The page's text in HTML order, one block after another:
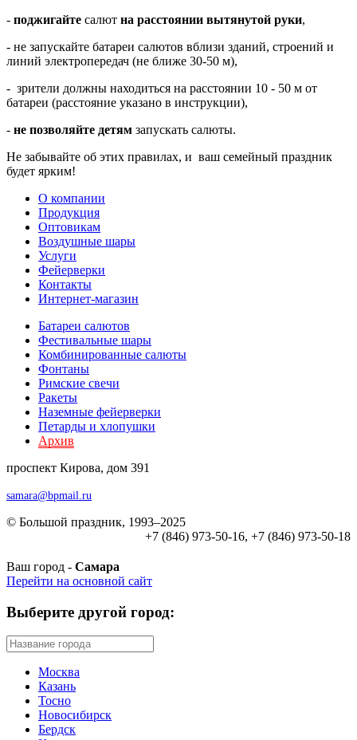
- поджигайте салют на расстоянии вытянутой руки,
- не запускайте батареи салютов вблизи зданий, строений и
линий электропередач (не ближе 30-50 м),
- зрители должны находиться на расстоянии 10 - 50 м от
батареи (расстояние указано в инструкции),
- не позволяйте детям запускать салюты.
Не забывайте об этих правилах, и ваш семейный праздник
будет ярким!
О компании
Продукция
Оптовикам
Воздушные шары
Услуги
Фейерверки
Контакты
Интернет-магазин
Батареи салютов
Фестивальные шары
Комбиниров­анные салюты
Фонтаны
Римские свечи
Ракеты
Наземные фейерверки
Петарды и хлопушки
Архив
проспект Кирова, дом 391
samara@bpmail.ru
© Большой праздник, 1993–2025
+7 (846) 973-50-16, +7 (846) 973-50-18
Ваш город - Самара
Перейти на основной сайт
Выберите другой город:
Москва
Казань
Тосно
Новосибирск
Бердск